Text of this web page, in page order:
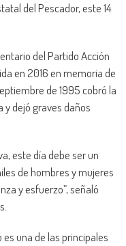
del Pescador, este 14
del Partido Acción
en 2016 en memoria de
de 1995 cobró la
y dejó graves daños
este día debe ser un
de hombres y mujeres
y esfuerzo”, señaló
una de las principales